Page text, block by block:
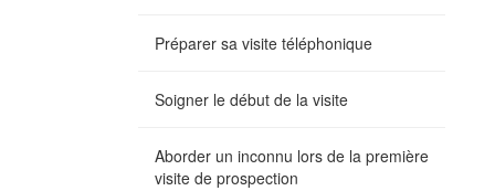
Préparer sa visite téléphonique
Soigner le début de la visite
Aborder un inconnu lors de la première
visite de prospection